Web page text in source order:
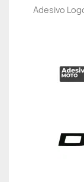
Adesivo